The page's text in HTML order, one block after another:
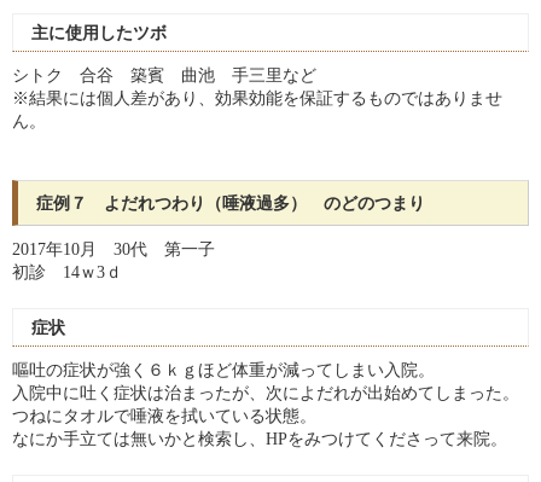
主に使用したツボ
シトク 合谷 築賓 曲池 手三里など
※結果には個人差があり、 効果効能を保証するものではありませ
ん。
症例７ よだれつわり（唾液過多） のどのつまり
2017年10月 30代 第一子
初診 14ｗ3ｄ
症状
嘔吐の症状が強く６ｋｇほど体重が減ってしまい入院。
入院中に吐く症状は治まったが、次によだれが出始めてしまった。
つねにタオルで唾液を拭いている状態。
なにか手立ては無いかと検索し、HPをみつけてくださって来院。